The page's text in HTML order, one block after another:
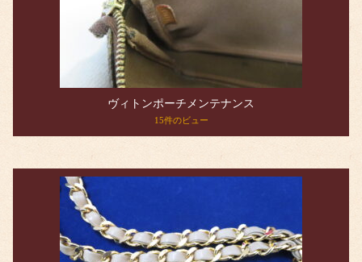
ヴィトンポーチメンテナンス
15件のビュー